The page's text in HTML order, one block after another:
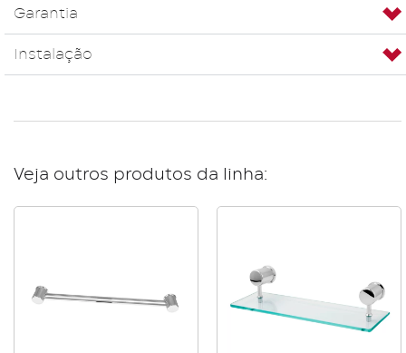
Garantia
Instalação
Veja outros produtos da linha: